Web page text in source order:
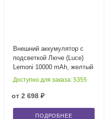
Внешний аккумулятор с
подсветкой Люче (Luce)
Lemoni 10000 mAh, желтый
Доступно для заказа: 5355
от 2 698 ₽
ПОДРОБНЕЕ